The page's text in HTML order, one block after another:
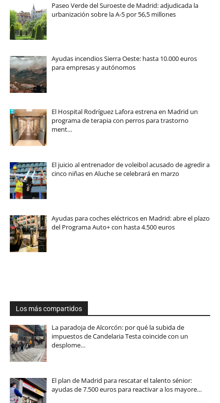
Paseo Verde del Suroeste de Madrid: adjudicada la
urbanización sobre la A-5 por 56,5 millones
Ayudas incendios Sierra Oeste: hasta 10.000 euros
para empresas y autónomos
El Hospital Rodríguez Lafora estrena en Madrid un
programa de terapia con perros para trastorno
ment…
El juicio al entrenador de voleibol acusado de agredir a
cinco niñas en Aluche se celebrará en marzo
Ayudas para coches eléctricos en Madrid: abre el plazo
del Programa Auto+ con hasta 4.500 euros
Los más compartidos
La paradoja de Alcorcón: por qué la subida de
impuestos de Candelaria Testa coincide con un
desplome…
El plan de Madrid para rescatar el talento sénior:
ayudas de 7.500 euros para reactivar a los mayore…